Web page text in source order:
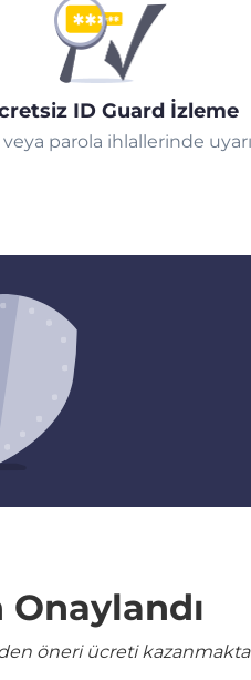
ID Guard İzleme
parola ihlallerinde uyarı
öneri ücreti